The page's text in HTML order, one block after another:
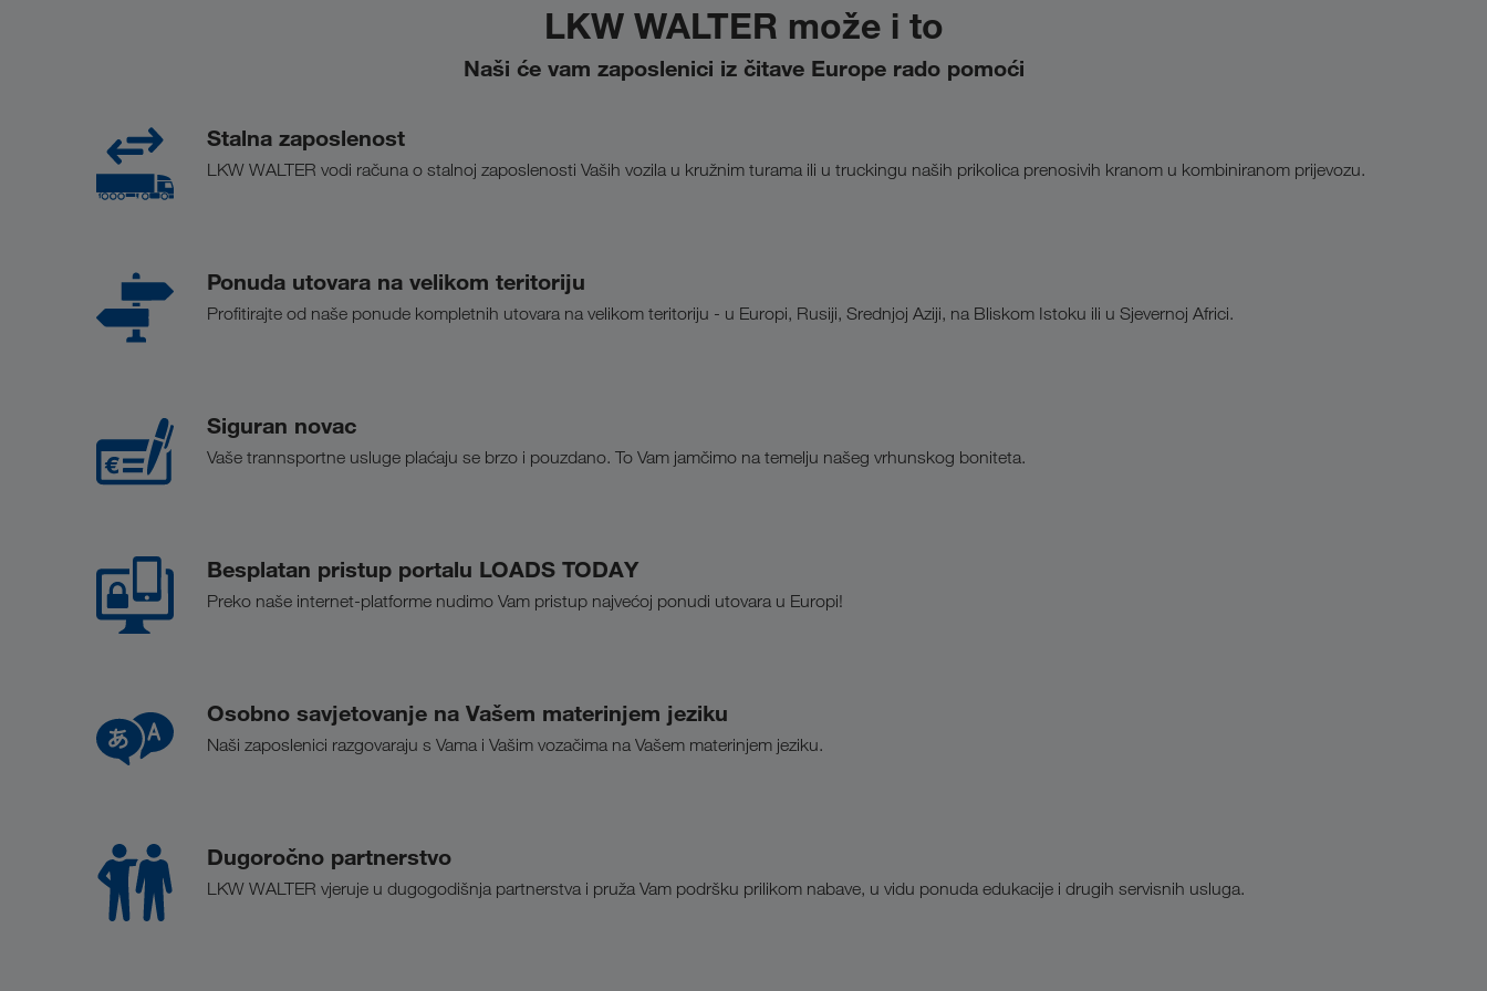
LKW WALTER može i to
Naši će vam zaposlenici iz čitave Europe rado pomoći
Stalna zaposlenost
LKW WALTER vodi računa o stalnoj zaposlenosti Vaših vozila u kružnim turama ili u truckingu naših prikolica prenosivih kranom u kombiniranom prijevozu.
Ponuda utovara na velikom teritoriju
Profitirajte od naše ponude kompletnih utovara na velikom teritoriju - u Europi, Rusiji, Srednjoj Aziji, na Bliskom Istoku ili u Sjevernoj Africi.
Siguran novac
Vaše trannsportne usluge plaćaju se brzo i pouzdano. To Vam jamčimo na temelju našeg vrhunskog boniteta.
Besplatan pristup portalu LOADS TODAY
Preko naše internet-platforme nudimo Vam pristup najvećoj ponudi utovara u Europi!
Osobno savjetovanje na Vašem materinjem jeziku
Naši zaposlenici razgovaraju s Vama i Vašim vozačima na Vašem materinjem jeziku.
Dugoročno partnerstvo
LKW WALTER vjeruje u dugogodišnja partnerstva i pruža Vam podršku prilikom nabave, u vidu ponuda edukacije i drugih servisnih usluga.